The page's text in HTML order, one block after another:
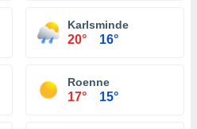
Karlsminde
20° 16°
Roenne
17° 15°